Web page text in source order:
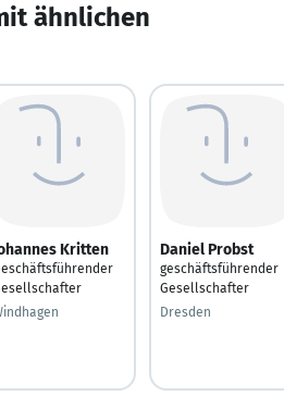
ähnlichen
Kritten Daniel Probst
geschäftsführender
Gesellschafter
Dresden